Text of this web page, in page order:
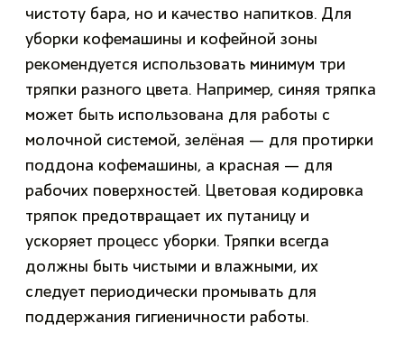
чистоту бара, но и качество напитков. Для
уборки кофемашины и кофейной зоны
рекомендуется использовать минимум три
тряпки разного цвета. Например, синяя тряпка
может быть использована для работы с
молочной системой, зелёная — для протирки
поддона кофемашины, а красная — для
рабочих поверхностей. Цветовая кодировка
тряпок предотвращает их путаницу и
ускоряет процесс уборки. Тряпки всегда
должны быть чистыми и влажными, их
следует периодически промывать для
поддержания гигиеничности работы.